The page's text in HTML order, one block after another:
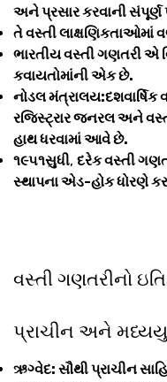
અને પ્રસાર કરવાની સંપૂર્ણ
તે વસ્તી લાક્ષણિકતાઓમાં
ભારતીય વસ્તી ગણતરી એ
કવાયતોમાંની એક છે.
નોડલ
રજિસ્ટ્રાર જનરલ અને
હાથ ધરવામાં આવે છે.
૧૯૫૧સુધી, દરેક વસ્તી
સ્થાપના એડ-હોક ધોરણે
વસ્તી ગણતરીનો
પ્રાચીન અને
ઋગ્વેદ: સૌથી પ્રાચીન